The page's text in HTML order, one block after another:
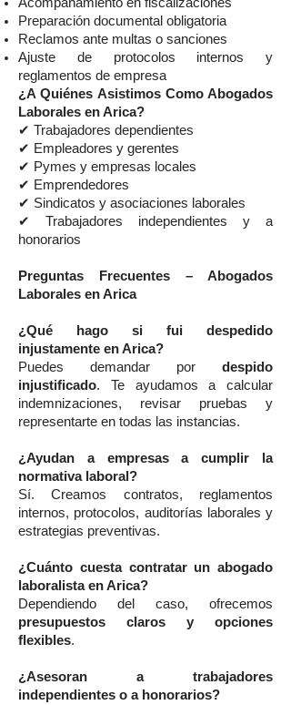
Preparación documental obligatoria
Reclamos ante multas o sanciones
Ajuste de protocolos internos y
reglamentos de empresa
¿A Quiénes Asistimos Como Abogados
Laborales en Arica?
✔ Trabajadores dependientes
✔ Empleadores y gerentes
✔ Pymes y empresas locales
✔ Emprendedores
✔ Sindicatos y asociaciones laborales
✔ Trabajadores independientes y a
honorarios
Preguntas Frecuentes – Abogados
Laborales en Arica
¿Qué hago si fui despedido
injustamente en Arica?
Puedes demandar por despido
injustificado. Te ayudamos a calcular
indemnizaciones, revisar pruebas y
representarte en todas las instancias.
¿Ayudan a empresas a cumplir la
normativa laboral?
Sí. Creamos contratos, reglamentos
internos, protocolos, auditorías laborales y
estrategias preventivas.
¿Cuánto cuesta contratar un abogado
laboralista en Arica?
Dependiendo del caso, ofrecemos
presupuestos claros y opciones
flexibles.
¿Asesoran a trabajadores
independientes o a honorarios?